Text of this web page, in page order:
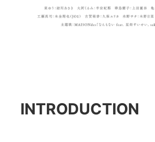
INTRODUCTION